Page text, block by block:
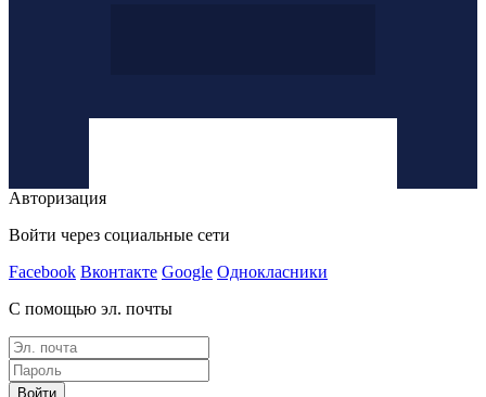
Авторизация
Войти через социальные сети
Facebook Вконтакте Google Однокласники
С помощью эл. почты
Войти